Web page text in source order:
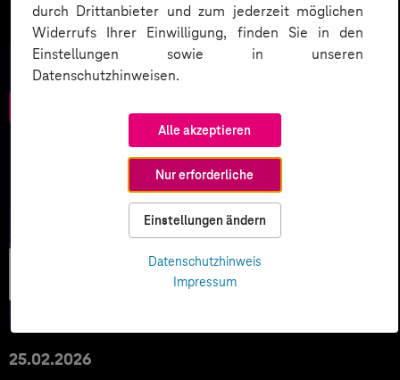
durch Drittanbieter und zum jederzeit möglichen
Widerrufs Ihrer Einwilligung, finden Sie in den
Einstellungen sowie in unseren
Datenschutzhinweisen.
Alle akzeptieren
Nur erforderliche
Einstellungen ändern
Datenschutzhinweis
Impressum
25.02.2026